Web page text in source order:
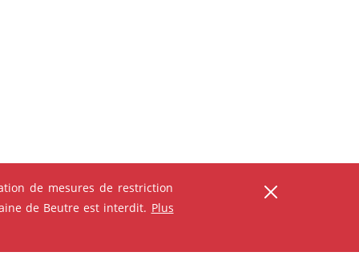
de mesures de restriction
de Beutre est interdit. Plus